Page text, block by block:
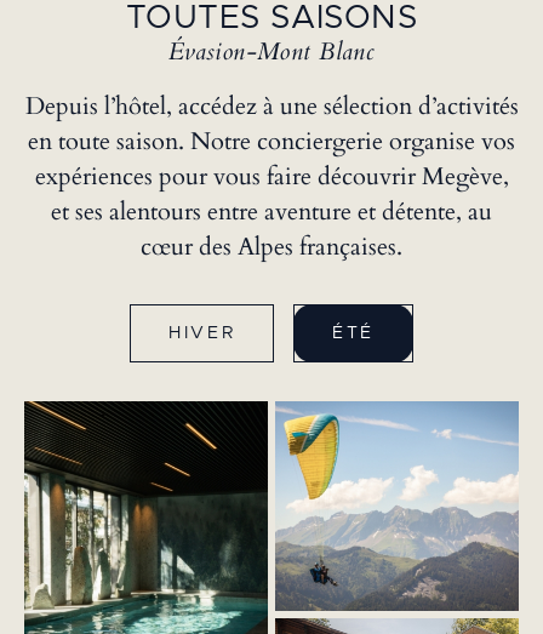
TOUTES SAISONS
Évasion-Mont Blanc
Depuis l’hôtel, accédez à une sélection d’activités
en toute saison. Notre conciergerie organise vos
expériences pour vous faire découvrir Megève,
et ses alentours entre aventure et détente, au
cœur des Alpes françaises.
HIVER ÉTÉ